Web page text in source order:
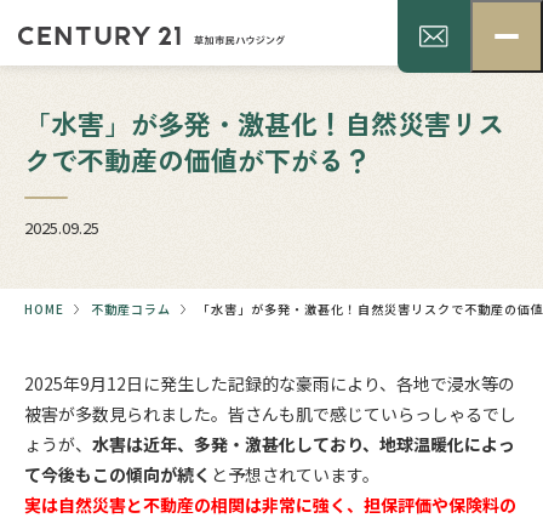
「水害」が多発・激甚化！自然災害リス
クで不動産の価値が下がる？
2025.09.25
HOME 不動産コラム 「水害」が多発・激甚化！自然災害リスクで不動産の価
2025年9月12日に発生した記録的な豪雨により、各地で浸水等の
被害が多数見られました。皆さんも肌で感じていらっしゃるでし
ょうが、 水害は近年、多発・激甚化しており、地球温暖化によっ
て今後もこの傾向が続く と予想されています。
実は自然災害と不動産の相関は非常に強く、担保評価や保険料の